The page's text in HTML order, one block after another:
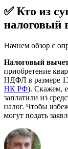
✅ Кто из
налоговый
Начнем обзор с
Налоговый
приобретение
НДФЛ в размере
НК РФ). Скажем,
заплатили из
налог. Чтобы
могут подать